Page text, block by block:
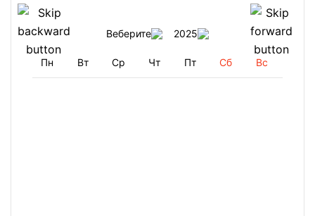
Веберите 2025
Пн Вт Ср Чт Пт Сб Вс